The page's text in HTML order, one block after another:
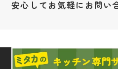
安心してお気軽にお問い